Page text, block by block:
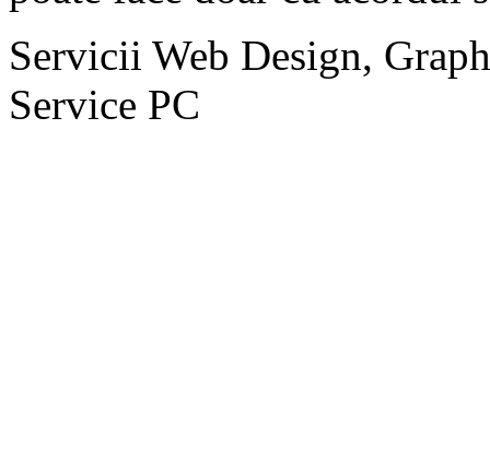
Servicii Web Design,
Service PC